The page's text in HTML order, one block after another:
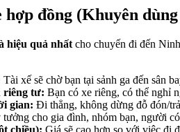
hợp đồng (Khuyên
hiệu quả nhất cho chuyến đi đến
Tài xế sẽ chờ bạn tại sảnh ga đến sân
riêng tư: Bạn có xe riêng, có thể nghỉ
gian: Đi thẳng, không dừng đỗ đón/
cho gia đình, nhóm bạn, người